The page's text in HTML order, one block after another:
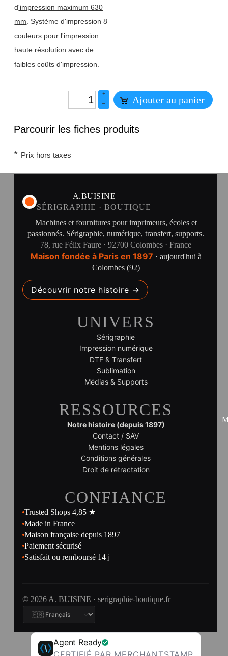
d'impression maximum 630
mm . Système d'impression 8
couleurs pour l'impression
haute résolution avec de
faibles coûts d'impression.
+
–
Ajouter au panier
Parcourir les fiches produits
* Prix hors taxes
A.BUISINE
SÉRIGRAPHIE · BOUTIQUE
Machines et fournitures pour imprimeurs, écoles et
passionnés. Sérigraphie, numérique, transfert, supports.
78, rue Félix Faure · 92700 Colombes · France
Maison fondée à Paris en 1897 · aujourd'hui à
Colombes (92)
Découvrir notre histoire →
UNIVERS
Sérigraphie
Impression numérique
DTF & Transfert
Sublimation
Médias & Supports
RESSOURCES
Notre histoire (depuis 1897)
Contact / SAV
Mentions légales
Conditions générales
Droit de rétractation
CONFIANCE
Trusted Shops 4,85 ★
Made in France
Maison française depuis 1897
Paiement sécurisé
Satisfait ou remboursé 14 j
© 2026 A. BUISINE · serigraphie-boutique.fr
Agent Ready